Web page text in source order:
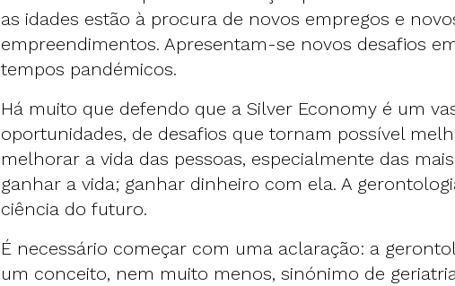
as idades estão à procura de novos empregos e
empreendimentos. Apresentam-se novos desafios
tempos pandémicos.
Há muito que defendo que a Silver Economyé um
oportunidades, de desafios que tornam possível
melhorar a vida das pessoas, especialmente das
ganhar a vida; ganhar dinheiro com ela. A
ciência do futuro.
É necessário começar com uma aclaração: a
um conceito, nem muito menos, sinónimo de